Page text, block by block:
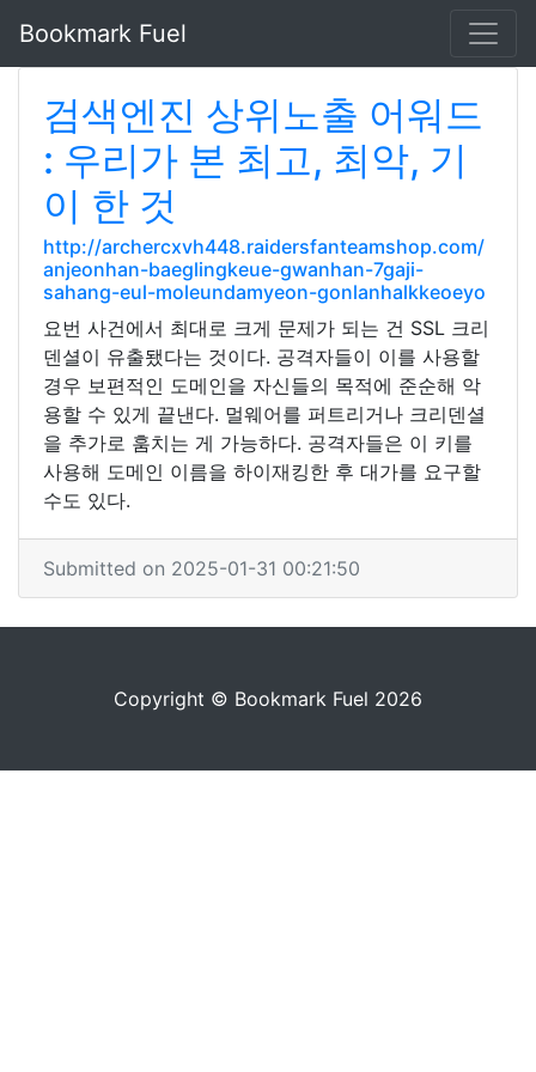
Bookmark Fuel
검색엔진 상위노출 어워드
: 우리가 본 최고, 최악, 기
이 한 것
http://archercxvh448.raidersfanteamshop.com/
anjeonhan-baeglingkeue-gwanhan-7gaji-
sahang-eul-moleundamyeon-gonlanhalkkeoeyo
요번 사건에서 최대로 크게 문제가 되는 건 SSL 크리
덴셜이 유출됐다는 것이다. 공격자들이 이를 사용할
경우 보편적인 도메인을 자신들의 목적에 준순해 악
용할 수 있게 끝낸다. 멀웨어를 퍼트리거나 크리덴셜
을 추가로 훔치는 게 가능하다. 공격자들은 이 키를
사용해 도메인 이름을 하이재킹한 후 대가를 요구할
수도 있다.
Submitted on 2025-01-31 00:21:50
Copyright © Bookmark Fuel 2026